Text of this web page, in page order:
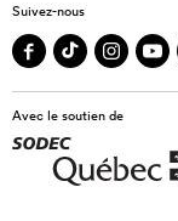
Suivez-nous
Avec le soutien de